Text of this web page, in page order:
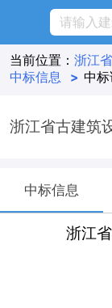
当前位置： 浙江
中标信息
> 中
浙江省古建筑
中标信息
浙江